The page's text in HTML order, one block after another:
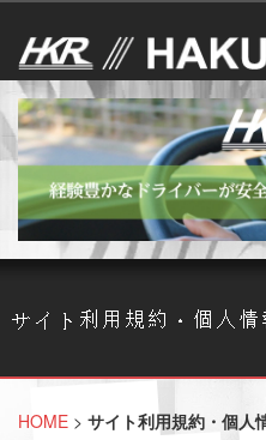
HOME > サイト利用規約・個人